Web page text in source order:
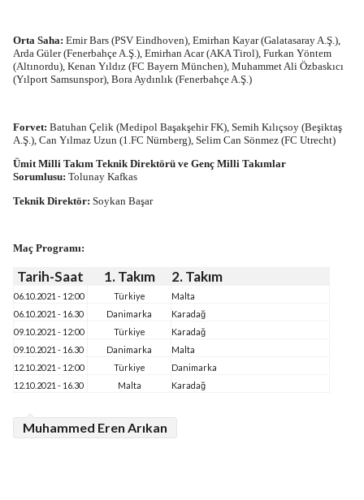
Orta Saha: Emir Bars (PSV Eindhoven), Emirhan Kayar (Galatasaray A.Ş.),
Arda Güler (Fenerbahçe A.Ş.), Emirhan Acar (AKA Tirol), Furkan Yöntem
(Altınordu), Kenan Yıldız (FC Bayern München), Muhammet Ali Özbaskıcı
(Yılport Samsunspor), Bora Aydınlık (Fenerbahçe A.Ş.)
Forvet: Batuhan Çelik (Medipol Başakşehir FK), Semih Kılıçsoy (Beşiktaş
A.Ş.), Can Yılmaz Uzun (1.FC Nürnberg), Selim Can Sönmez (FC Utrecht)
Ümit Milli Takım Teknik Direktörü ve Genç Milli Takımlar
Sorumlusu: Tolunay Kafkas
Teknik Direktör: Soykan Başar
Maç Programı:
Tarih-Saat 1. Takım 2. Takım
06.10.2021 - 12:00 Türkiye
Malta
06.10.2021 - 16.30
Danimarka
Karadağ
09.10.2021 - 12:00
Türkiye
Karadağ
09.10.2021 - 16.30
Danimarka
Malta
12.10.2021 - 12:00
Türkiye
Danimarka
12.10.2021 - 16.30
Malta Karadağ
Muhammed Eren Arıkan